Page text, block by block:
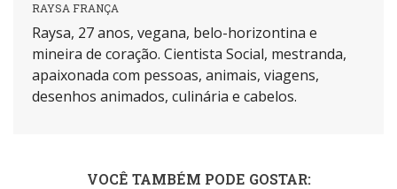
RAYSA FRANÇA
Raysa, 27 anos, vegana, belo-horizontina e
mineira de coração. Cientista Social, mestranda,
apaixonada com pessoas, animais, viagens,
desenhos animados, culinária e cabelos.
VOCÊ TAMBÉM PODE GOSTAR: